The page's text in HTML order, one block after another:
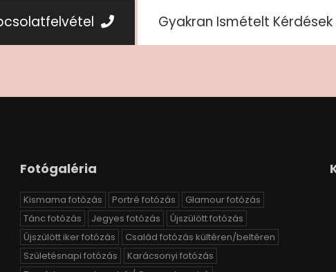
Gyakran Ismételt Kérdések
Fotógaléria
Kismama fotózás Portré fotózás
Glamour fotózás
Tánc fotózás
Jegyes fotózás
Újszülött fotózás
Újszülött iker fotózás
Család fotózás kültéren/beltéren
Születésnapi fotózás
Karácsonyi fotózás